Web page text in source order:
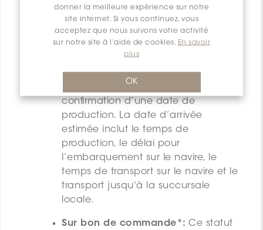
donner la meilleure expérience sur notre
site internet. Si vous continuez, vous
acceptez que nous suivons votre activité
sur notre site à l’aide de cookies. En savoir
plus
OK
chaîne d’approvisionnement.
Production prévue*:Ce statut
indique que la quantité de produits
spécifiée est actuellement en
commande auprès de notre
confirmation d’une date de
production. La date d’arrivée
estimée inclut le temps de
production, le délai pour
l’embarquement sur le navire, le
temps de transport sur le navire et le
transport jusqu'à la succursale
locale.
Sur bon de commande*: Ce statut